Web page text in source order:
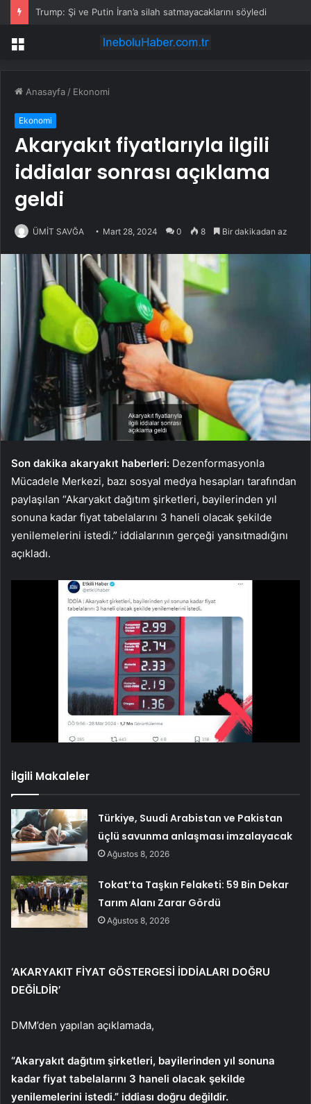
Trump: Şi ve Putin İran’a silah satmayacaklarını söyledi
Menü
Anasayfa / Ekonomi
Ekonomi
Akaryakıt fiyatlarıyla ilgili
iddialar sonrası açıklama
geldi
ÜMİT SAVĞA Mart 28, 2024 0 8 Bir dakikadan az
Son dakika akaryakıt haberleri: Dezenformasyonla
Mücadele Merkezi, bazı sosyal medya hesapları tarafından
paylaşılan “Akaryakıt dağıtım şirketleri, bayilerinden yıl
sonuna kadar fiyat tabelalarını 3 haneli olacak şekilde
yenilemelerini istedi.” iddialarının gerçeği yansıtmadığını
açıkladı.
İlgili Makaleler
Türkiye, Suudi Arabistan ve Pakistan
üçlü savunma anlaşması imzalayacak
Ağustos 8, 2026
Tokat’ta Taşkın Felaketi: 59 Bin Dekar
Tarım Alanı Zarar Gördü
Ağustos 8, 2026
‘AKARYAKIT FİYAT GÖSTERGESİ İDDİALARI DOĞRU
DEĞİLDİR’
DMM’den yapılan açıklamada,
“Akaryakıt dağıtım şirketleri, bayilerinden yıl sonuna
kadar fiyat tabelalarını 3 haneli olacak şekilde
yenilemelerini istedi.” iddiası doğru değildir.